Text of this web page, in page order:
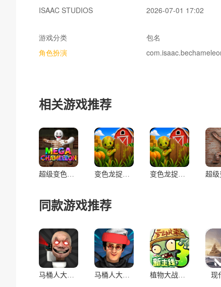
彩：指责你的朋友，伪装你的位置，当有人从你身边走过
ISAAC STUDIOS
2026-07-01 17:02
游戏分类
角色扮演
包名
相关游戏推荐
超级变色龙躲猫猫(联机版) 变色龙捉迷藏(汉化联机版) 变色龙捉迷藏(联机版)
同款游戏推荐
马桶人大战:开放世界万圣节版(辅助菜单) 马桶人大战:开放世界(辅助菜单) 植物大战僵尸3 现